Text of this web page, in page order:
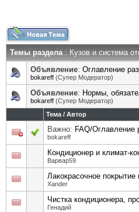
Темы раздела: Кузов и система
Объявление: Оглавление
bokareff (Супер Модератор)
Объявление: Нормы,
bokareff (Супер Модератор)
Тема / Автор
Важно: FAQ/Оглавление
bokareff
Кондиционер и климат-
Варвар59
Лакокрасочное
Xander
Чистка кондиционера,
Генадий